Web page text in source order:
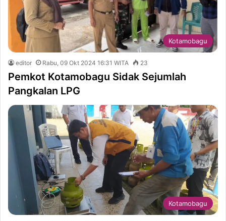
Kotamobagu
editor Rabu, 09 Okt 2024 16:31 WITA 23
Pemkot Kotamobagu Sidak Sejumlah
Pangkalan LPG
Kotamobagu